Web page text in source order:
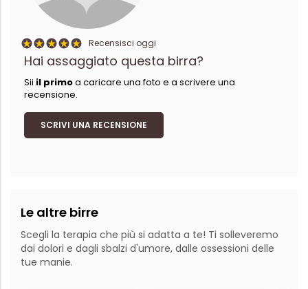
Recensisci oggi
Hai assaggiato questa birra?
Sii il primoa caricare una foto e a scrivere una
recensione.
SCRIVI UNA RECENSIONE
Le altre birre
Scegli la terapia che più si adatta a te! Ti solleveremo
dai dolori e dagli sbalzi d'umore, dalle ossessioni delle
tue manie.